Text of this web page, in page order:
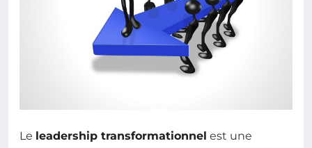
Le leadership transformationnel est une